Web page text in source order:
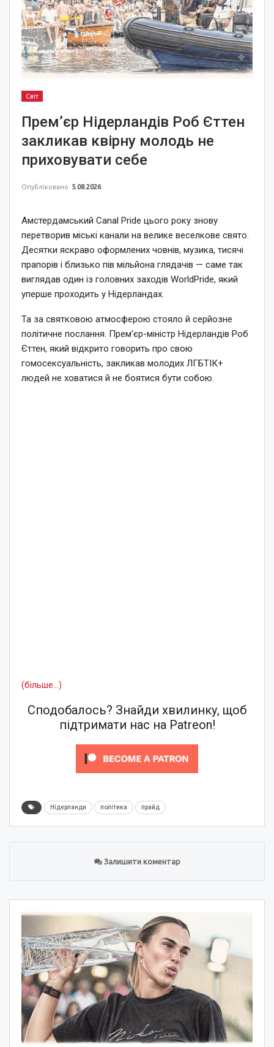
Світ
Прем’єр Нідерландів Роб Єттен
закликав квірну молодь не
приховувати себе
Опубліковано 5.08.2026
Амстердамський Canal Pride цього року знову
перетворив міські канали на велике веселкове свято.
Десятки яскраво оформлених човнів, музика, тисячі
прапорів і близько пів мільйона глядачів — саме так
виглядав один із головних заходів WorldPride, який
уперше проходить у Нідерландах.
Та за святковою атмосферою стояло й серйозне
політичне послання. Прем’єр-міністр Нідерландів Роб
Єттен, який відкрито говорить про свою
гомосексуальність, закликав молодих ЛГБТІК+
людей не ховатися й не боятися бути собою.
(більше…)
Сподобалось? Знайди хвилинку, щоб
підтримати нас на Patreon!
Нідерланди політика прайд
Залишити коментар